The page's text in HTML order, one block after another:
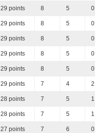
29 points 8 5 0
29 points 8 5 0
29 points 8 5 0
29 points 8 5 0
29 points 8 5 0
29 points 7 4 2
28 points 7 5 1
28 points 7 5 1
27 points 7 6 0